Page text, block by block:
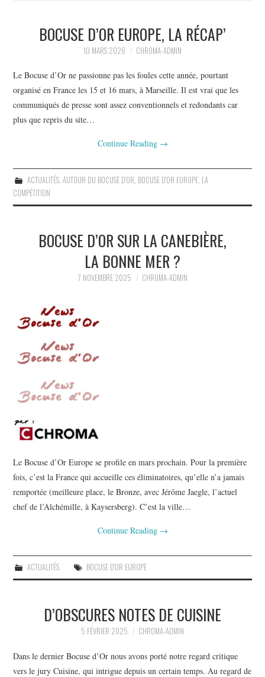
BOCUSE D’OR EUROPE, LA RÉCAP’
10 MARS 2026 CHROMA-ADMIN
Le Bocuse d’Or ne passionne pas les foules cette année, pourtant
organisé en France les 15 et 16 mars, à Marseille. Il est vrai que les
communiqués de presse sont assez conventionnels et redondants car
plus que repris du site…
Continue Reading →
ACTUALITÉS, AUTOUR DU BOCUSE D'OR, BOCUSE D'OR EUROPE, LA
COMPÉTITION
BOCUSE D’OR SUR LA CANEBIÈRE,
LA BONNE MER ?
7 NOVEMBRE 2025 CHROMA-ADMIN
Le Bocuse d’Or Europe se profile en mars prochain. Pour la première
fois, c’est la France qui accueille ces éliminatoires, qu’elle n’a jamais
remportée (meilleure place, le Bronze, avec Jérôme Jaegle, l’actuel
chef de l’Alchémille, à Kaysersberg). C’est la ville…
Continue Reading →
ACTUALITÉS BOCUSE D'OR EUROPE
D’OBSCURES NOTES DE CUISINE
5 FÉVRIER 2025 CHROMA-ADMIN
Dans le dernier Bocuse d’Or nous avons porté notre regard critique
vers le jury Cuisine, qui intrigue depuis un certain temps. Au regard de